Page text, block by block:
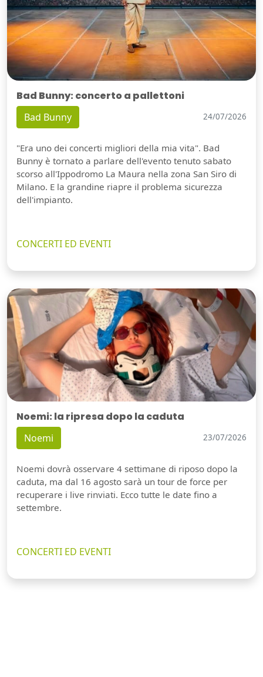
Bad Bunny: concerto a pallettoni
Bad Bunny 24/07/2026
"Era uno dei concerti migliori della mia vita". Bad
Bunny è tornato a parlare dell'evento tenuto sabato
scorso all'Ippodromo La Maura nella zona San Siro di
Milano. E la grandine riapre il problema sicurezza
dell'impianto.
CONCERTI ED EVENTI
Noemi: la ripresa dopo la caduta
Noemi 23/07/2026
Noemi dovrà osservare 4 settimane di riposo dopo la
caduta, ma dal 16 agosto sarà un tour de force per
recuperare i live rinviati. Ecco tutte le date fino a
settembre.
CONCERTI ED EVENTI